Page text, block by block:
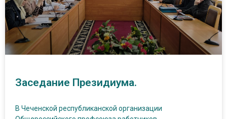
Заседание Президиума.
В Чеченской республиканской организации